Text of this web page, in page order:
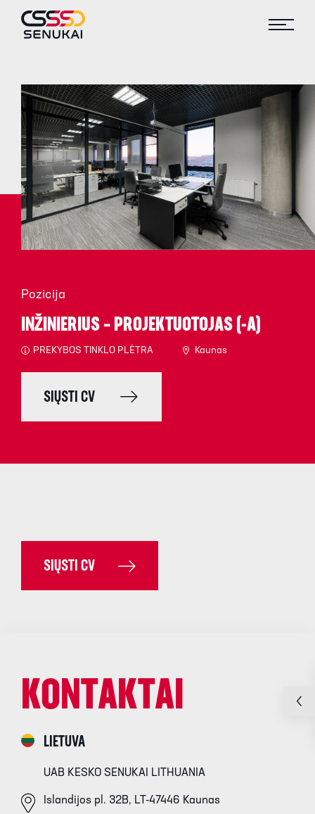
Pozicija
INŽINIERIUS – PROJEKTUOTOJAS (-A)
PREKYBOS TINKLO PLĖTRA Kaunas
SIŲSTI CV
SIŲSTI CV
KONTAKTAI
LIETUVA
UAB KESKO SENUKAI LITHUANIA
Islandijos pl. 32B, LT-47446 Kaunas